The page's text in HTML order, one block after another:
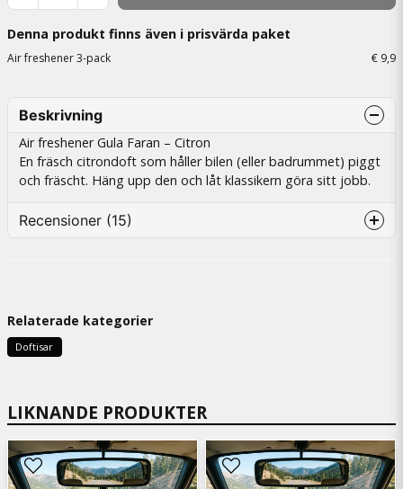
Denna produkt finns även i prisvärda paket
Air freshener 3-pack € 9,9
Beskrivning
Air freshener Gula Faran – Citron
En fräsch citrondoft som håller bilen (eller badrummet) piggt
och fräscht. Häng upp den och låt klassikern göra sitt jobb.
Recensioner (15)
Johnny
1 kuukausi sitten
2 kuukautta sitten
SANNA
3 kuukautta sitten
LIKNANDE PRODUKTER
Relaterade kategorier
Doftisar